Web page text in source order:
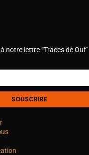
notre lettre “Traces de Ouf”
SOUSCRIRE